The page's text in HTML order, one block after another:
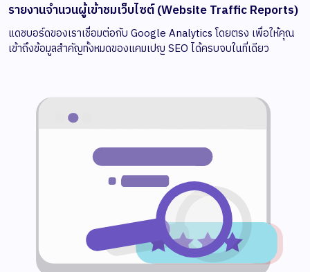
รายงานจำนวนผู้เข้าชมเว็บไซต์ (Website Traffic Reports)
แดชบอร์ดของเราเชื่อมต่อกับ Google Analytics โดยตรง เพื่อให้คุณ
เข้าถึงข้อมูลสำคัญทั้งหมดของแคมเปญ SEO ได้ครบจบในที่เดียว